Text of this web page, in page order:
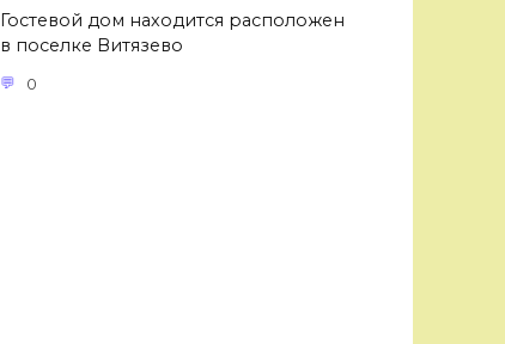
Гостевой дом находится расположен
в поселке Витязево
0